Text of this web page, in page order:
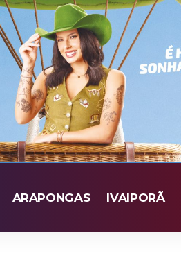
ARAPONGAS IVAIPORÃ